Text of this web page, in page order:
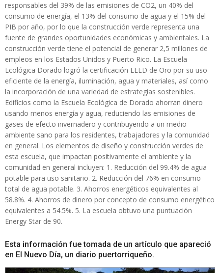
responsables del 39% de las emisiones de CO2, un 40% del
consumo de energía, el 13% del consumo de agua y el 15% del
PIB por año, por lo que la construcción verde representa una
fuente de grandes oportunidades económicas y ambientales. La
construcción verde tiene el potencial de generar 2,5 millones de
empleos en los Estados Unidos y Puerto Rico. La Escuela
Ecológica Dorado logró la certificación LEED de Oro por su uso
eficiente de la energía, iluminación, agua y materiales, así como
la incorporación de una variedad de estrategias sostenibles.
Edificios como la Escuela Ecológica de Dorado ahorran dinero
usando menos energía y agua, reduciendo las emisiones de
gases de efecto invernadero y contribuyendo a un medio
ambiente sano para los residentes, trabajadores y la comunidad
en general. Los elementos de diseño y construcción verdes de
esta escuela, que impactan positivamente el ambiente y la
comunidad en general incluyen: 1. Reducción del 99.4% de agua
potable para uso sanitario. 2. Reducción del 76% en consumo
total de agua potable. 3. Ahorros energéticos equivalentes al
58.8%. 4. Ahorros de dinero por concepto de consumo energético
equivalentes a 54.5%. 5. La escuela obtuvo una puntuación
Energy Star de 90.
Esta información fue tomada de un artículo que apareció
en El Nuevo Día, un diario puertorriqueño.